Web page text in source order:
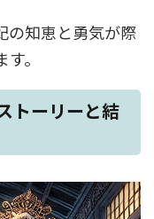
の知恵と勇気が際
。
トーリーと結